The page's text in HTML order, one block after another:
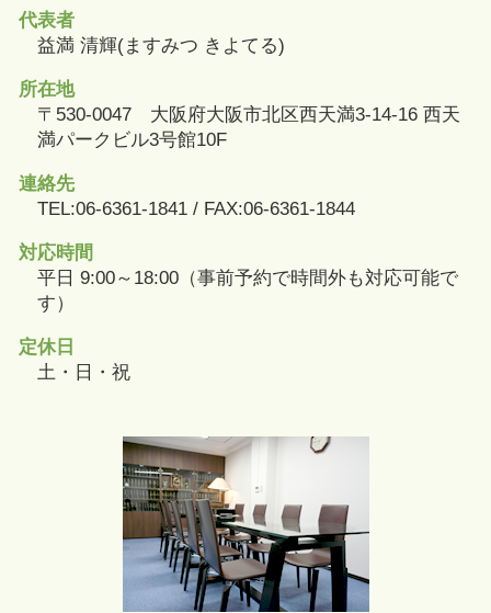
代表者
益満 清輝(ますみつ きよてる)
所在地
〒530-0047 大阪府大阪市北区西天満3-14-16 西天
満パークビル3号館10F
連絡先
TEL:06-6361-1841 / FAX:06-6361-1844
対応時間
平日 9:00～18:00（事前予約で時間外も対応可能で
す）
定休日
土・日・祝